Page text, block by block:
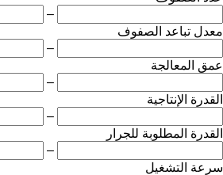
–
معدل تباعد الصفوف
–
عمق المعالجة
–
القدرة الإنتاجية
–
القدرة المطلوبة للجرار
–
سرعة التشغيل